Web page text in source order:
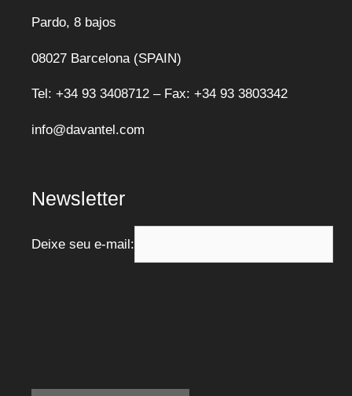
Pardo, 8 bajos
08027 Barcelona (SPAIN)
Tel: +34 93 3408712 – Fax: +34 93 3803342
info@davantel.com
Newsletter
Deixe seu e-mail: